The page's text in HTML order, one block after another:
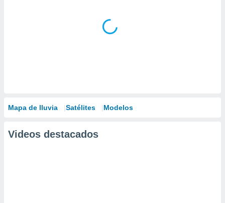
Mapa de lluvia Satélites Modelos
Videos destacados